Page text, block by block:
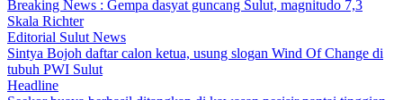
Breaking News : Gempa dasyat guncang Sulut, magnitudo 7,3
Skala Richter
Editorial Sulut News
Sintya Bojoh daftar calon ketua, usung slogan Wind Of Change di
tubuh PWI Sulut
Headline